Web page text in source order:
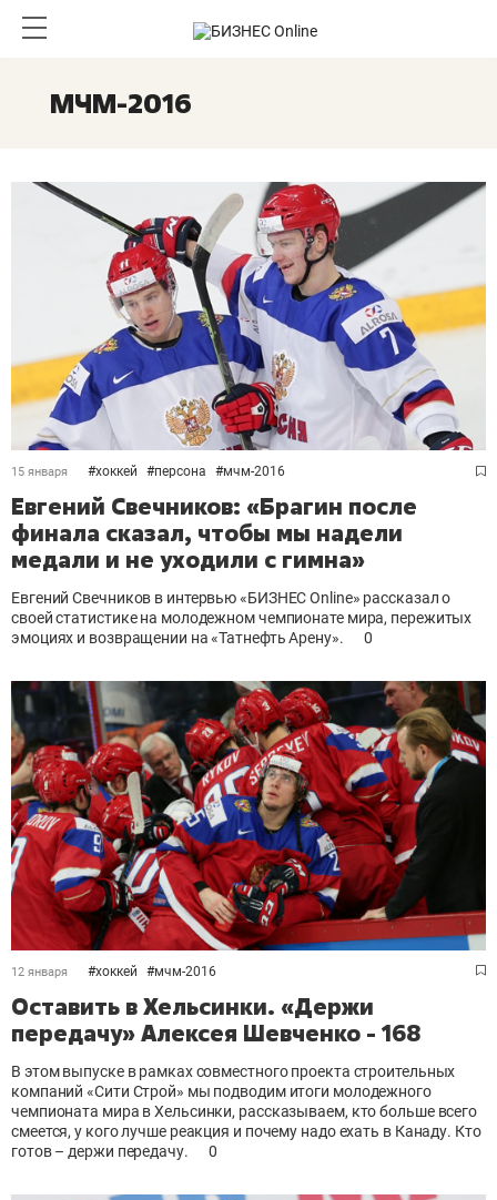
МЧМ-2016
15 января #хоккей #персона #мчм-2016
Евгений Свечников: «Брагин после
финала сказал, чтобы мы надели
медали и не уходили с гимна»
Евгений Свечников в интервью «БИЗНЕС Online» рассказал о
своей статистике на молодежном чемпионате мира, пережитых
эмоциях и возвращении на «Татнефть Арену».
0
12 января #хоккей #мчм-2016
Оставить в Хельсинки. «Держи
передачу» Алексея Шевченко - 168
В этом выпуске в рамках совместного проекта строительных
компаний «Сити Строй» мы подводим итоги молодежного
чемпионата мира в Хельсинки, рассказываем, кто больше всего
смеется, у кого лучше реакция и почему надо ехать в Канаду. Кто
готов – держи передачу.
0